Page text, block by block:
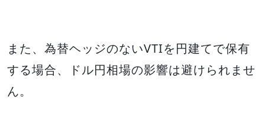
また、為替ヘッジのないVTIを円建てで保有
する場合、ドル円相場の影響は避けられませ
ん。